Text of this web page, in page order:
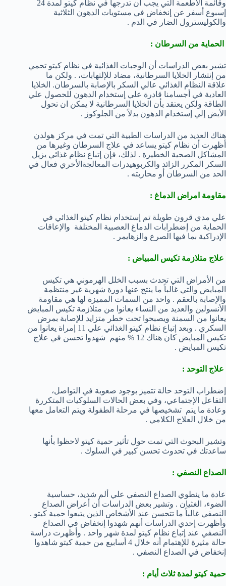
وقائمة الأطعمة التي يجب ان تدرجها في نظام كيتو لمدة 24
إسبوع أسفر عن إنخفاض في مستويات الدهون الثلاثية
والكوليسترول الضار في الدم .
الحماية من السرطان :
تشير بعض الدراسات أن الوجبات الغذائية في نظام كيتو تحمي
من إنتشار الخلايا السرطانية، مضاد للإلتهابات، . ولكن ما
علاقة النظام الغذائي عالي السكر بالإصابة بالسرطان. الخلايا
العادية في أجسامنا قادرة علي إستخدام الدهون للحصول علي
الطاقة ولكن يعتقد بأن الخلايا السرطانية لا يمكن ان تحول
الأيض إلي إستخدام الدهون بدلاً من الجلوكوز .
هناك العديد من الدراسات الطبية التي تمت في مركز هولدن
أظهرت أن نظام كيتو يساعد في علاج السرطان وغيرها من
المشاكل الصحية الخطيرة . لذلك، فإن إتباع نظام غذائي يزيل
السكر المكرر الزائد والكربوهيدرات المعالجةالأخري فعال في
الحد من السرطان أو محاربته .
مقاومة امراض الدماغ :
علي مدي قرون طويلة تم إستخدام نظام كيتو الغذائي في
الحماية من إضطرابات الدماغ العصبية المختلفة والإعاقات
الإدراكية بما فيها الصرع والزهايمر .
علاج متلازمة تكيس المبياض :
من الأمراض التي تحدث بسبب الخلل الهرموني هي تكيس
المبايض والتي غالباً ما ينتج عنها دورة شهرية غير منتظمة
والإصابة بالعقم . واحد من السمات المميزة لها هي مقاومة
الأنسولين والعديد من النساء يعانوا من متلازمة تكيس المبايض
يعانوا من السمنة ويصبحوا تحت خطر متزايد للإصابة بمرض
السكري . وبعد إتباع نظام كيتو الغذائي علي 11 إمراة يعانوا من
تكيس المبايض كان هناك 12 % منهم شهدوا تحسن في علاج
تكيس المبايض .
علاج التوحد :
إضطراب التوحد حالة تتميز بوجود صعوبة في التواصل،
التفاعل الإجتماعي، وفي بعض الحالات السلوكيات المتكررة
وعادة ما يتم تشخيصها في مرحلة الطفولة ويتم التعامل معها
من خلال العلاج الكلامي .
وتشير البحوث التي تمت حول تأثير حمية كيتو لاحظوا بأنها
ساعدتك في تحدوث تحسن كبير في السلوك .
الصداع النصفي :
عادة ما ينطوي الصداع النصفي علي ألم شديد، حساسية
الضوء، الغثيان . وتشير بعض الدراسات أن أعراض الصداع
النصفي غالباً ما تتحسن عند الأشخاص الذين يتبعوا حمية كيتو .
وأظهرت إحدي الدراسات أنهم شهدوا إنخفاض في الصداع
النصفي عند إتباع نظام كيتو لمدة شهر واحد . وأظهرت دراسة
حالة مثيرة للإهتمام أنه خلال 4 أسابيع من حمية كيتو شاهدوا
إنخفاض في الصداع النصفي .
حمية كيتو لمدة ثلاث أيام :